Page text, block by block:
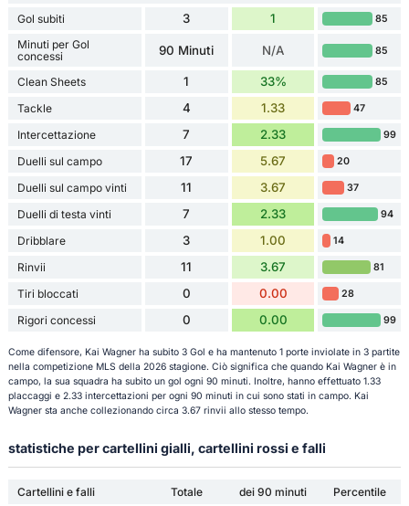
Gol subiti
3 1 85
Minuti per Gol
concessi
90 Minuti N/A 85
Clean Sheets 1 33% 85
Tackle 4 1.33 47
Intercettazione 7 2.33 99
Duelli sul campo 17 5.67 20
Duelli sul campo vinti 11 3.67 37
Duelli di testa vinti 7 2.33 94
Dribblare 3 1.00 14
Rinvii 11 3.67 81
Tiri bloccati 0 0.00 28
Rigori concessi 0 0.00 99
Come difensore, Kai Wagner ha subito 3 Gol e ha mantenuto 1 porte inviolate in 3 partite
nella competizione MLS della 2026 stagione. Ciò significa che quando Kai Wagner è in
campo, la sua squadra ha subito un gol ogni 90 minuti. Inoltre, hanno effettuato 1.33
placcaggi e 2.33 intercettazioni per ogni 90 minuti in cui sono stati in campo. Kai
Wagner sta anche collezionando circa 3.67 rinvii allo stesso tempo.
statistiche per cartellini gialli, cartellini rossi e falli
Cartellini e falli Totale dei 90 minuti
Percentile